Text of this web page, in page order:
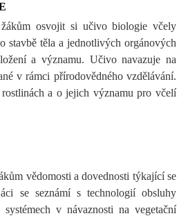
osvojit si učivo biologie včely
stavbě těla a jednotlivých orgánových
a významu. Učivo navazuje na
v rámci přírodovědného vzdělávání.
a o jejich významu pro včelí
vědomosti a dovednosti týkající se
se seznámí s technologií obsluhy
v návaznosti na vegetační